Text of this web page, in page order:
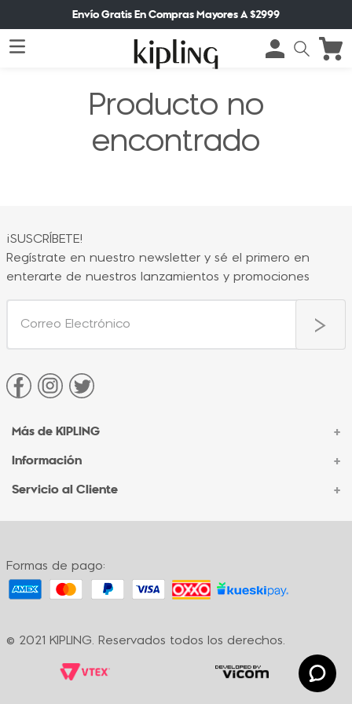
Envío Gratis En Compras Mayores A $2999
Producto no
encontrado
¡SUSCRÍBETE!
Regístrate en nuestro newsletter y sé el primero en
enterarte de nuestros lanzamientos y promociones
Más de KIPLING +
Acerca de Kipling
Sucursales
Información +
Contacto Corporativo
Formas de pago
Servicio al Cliente +
Contacto
Políticas de cambio
Términos y condiciones
Formas de pago:
© 2021 KIPLING. Reservados todos los derechos.